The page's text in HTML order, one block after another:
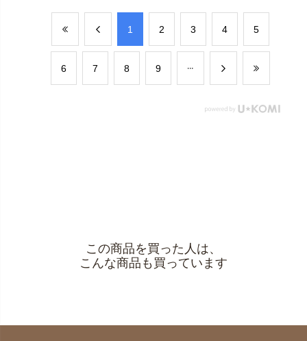
​1 ​2 ​3 ​4 ​5
​6 ​7 ​8 ​9
この商品を買った人は、
こんな商品も買っています